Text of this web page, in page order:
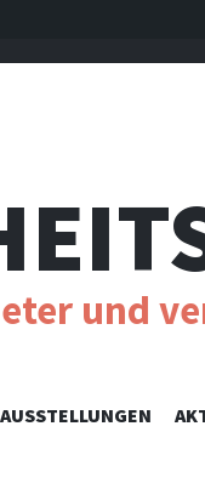
und
AUSSTELLUNGEN